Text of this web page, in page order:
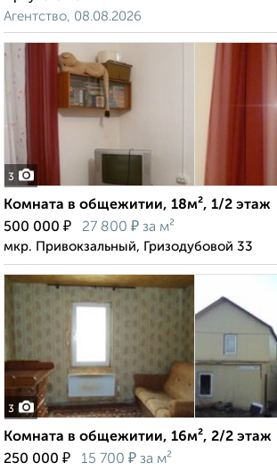
Агентство, 08.08.2026
3
Комната в общежитии, 18м², 1/2 этаж
500 000 ₽ 27 800 ₽ за м²
мкр. Привокзальный, Гризодубовой 33
3
Комната в общежитии, 16м², 2/2 этаж
250 000 ₽ 15 700 ₽ за м²